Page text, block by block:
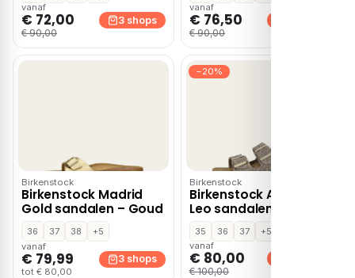
vanaf
€ 72,00
€ 90,00
3 shops
vanaf
€ 76,50
€ 90,00
Birkenstock
Birkenstock Madrid
Gold sandalen – Goud
36 37 38
+5
vanaf
€ 79,99
tot € 80,00
3 shops
−20%
Birkenstock
Birkenstock Arizona
Leo sandalen – Bruin
35 36 37
+5
vanaf
€ 80,00
€ 100,00